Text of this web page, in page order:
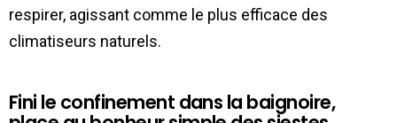
respirer, agissant comme le plus efficace des
climatiseurs naturels.
Fini le confinement dans la baignoire,